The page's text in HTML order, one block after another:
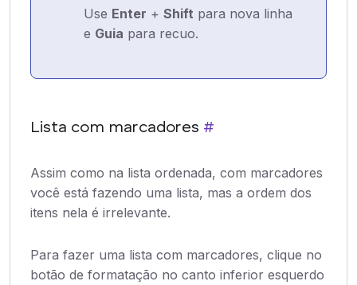
Use Enter + Shift para nova linha
e Guia para recuo.
Lista com marcadores #
Assim como na lista ordenada, com marcadores
você está fazendo uma lista, mas a ordem dos
itens nela é irrelevante.
Para fazer uma lista com marcadores, clique no
botão de formatação no canto inferior esquerdo